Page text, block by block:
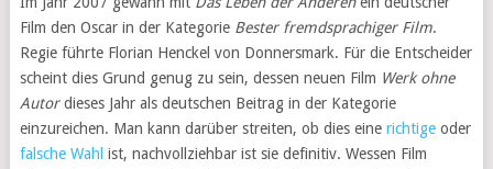
Film den Oscar in der Kategorie Bester fremdsprachiger Film.
Regie führte Florian Henckel von Donnersmark. Für die Entscheider
scheint dies Grund genug zu sein, dessen neuen Film Werk ohne
Autordieses Jahr als deutschen Beitrag in der Kategorie
einzureichen. Man kann darüber streiten, ob dies eine richtigeoder
falsche Wahl ist, nachvollziehbar ist sie definitiv. Wessen Film